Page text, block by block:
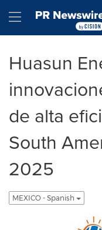
Hamburger
Huasun
de alta
South
2025
MEXICO - Spanish